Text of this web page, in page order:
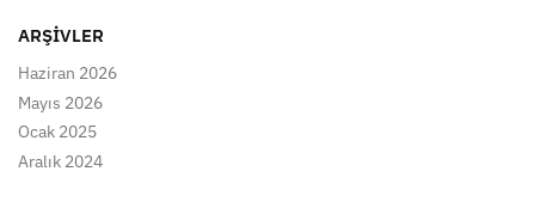
ARŞIVLER
Haziran 2026
Mayıs 2026
Ocak 2025
Aralık 2024